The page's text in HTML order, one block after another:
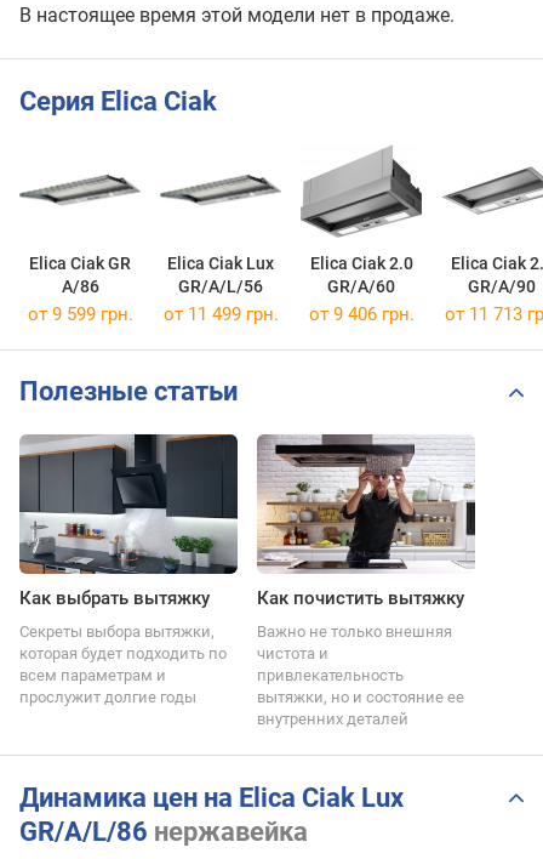
В настоящее время этой модели нет в продаже.
Серия Elica Ciak
Elica Ciak GR
A/86
Elica Ciak Lux
GR/A/L/56
Elica Ciak 2.0
GR/A/60
Elica Ciak
GR/A/90
от 9 599 грн. от 11 499 грн. от 9 406 грн. от 11 713
Полезные статьи
Как выбрать вытяжку
Секреты выбора вытяжки,
которая будет подходить по
всем параметрам и
прослужит долгие годы
Как почистить вытяжку
Важно не только внешняя
чистота и
привлекательность
вытяжки, но и состояние ее
внутренних деталей
Динамика цен на Elica Ciak Lux
GR/A/L/86 нержавейка